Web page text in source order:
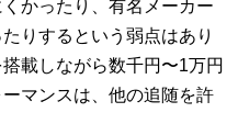
かったり、有名メーカー
りするという弱点はあり
載しながら数千円〜1万円
マンスは、他の追随を許